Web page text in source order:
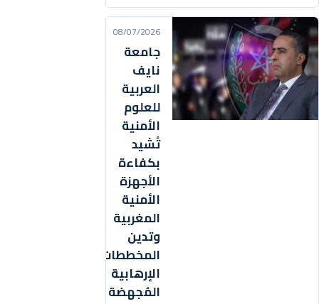
08/07/2026
جامعة
نايف
العربية
للعلوم
الأمنية
تُشيد
بكفاءة
الأجهزة
الأمنية
المغربية
وتدين
المخططات
الإرهابية
المُجهضة